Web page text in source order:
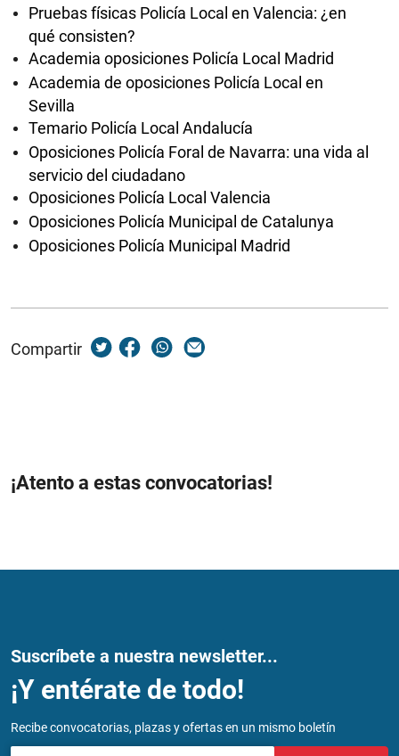
Pruebas físicas Policía Local en Valencia: ¿en
qué consisten?
Academia oposiciones Policía Local Madrid
Academia de oposiciones Policía Local en
Sevilla
Temario Policía Local Andalucía
Oposiciones Policía Foral de Navarra: una vida al
servicio del ciudadano
Oposiciones Policía Local Valencia
Oposiciones Policía Municipal de Catalunya
Oposiciones Policía Municipal Madrid
Compartir
¡Atento a estas convocatorias!
Suscríbete a nuestra newsletter...
¡Y entérate de todo!
Recibe convocatorias, plazas y ofertas en un mismo boletín